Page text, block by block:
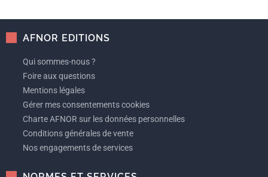
AFNOR EDITIONS
Qui sommes-nous ?
Foire aux questions
Mentions légales
Gérer mes consentements cookies
Charte AFNOR sur les données personnelles
Conditions générales de vente
Nos engagements de services